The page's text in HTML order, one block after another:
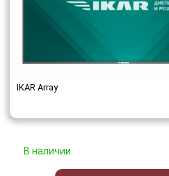
IKAR Array
В наличии